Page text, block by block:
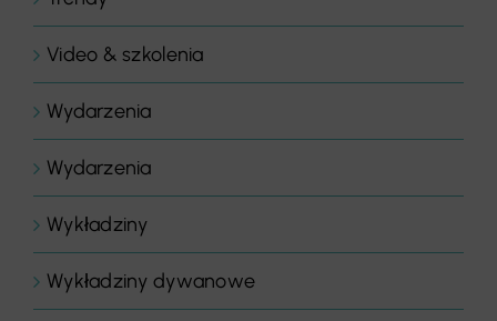
Video & szkolenia
Wydarzenia
Wydarzenia
Wykładziny
Wykładziny dywanowe